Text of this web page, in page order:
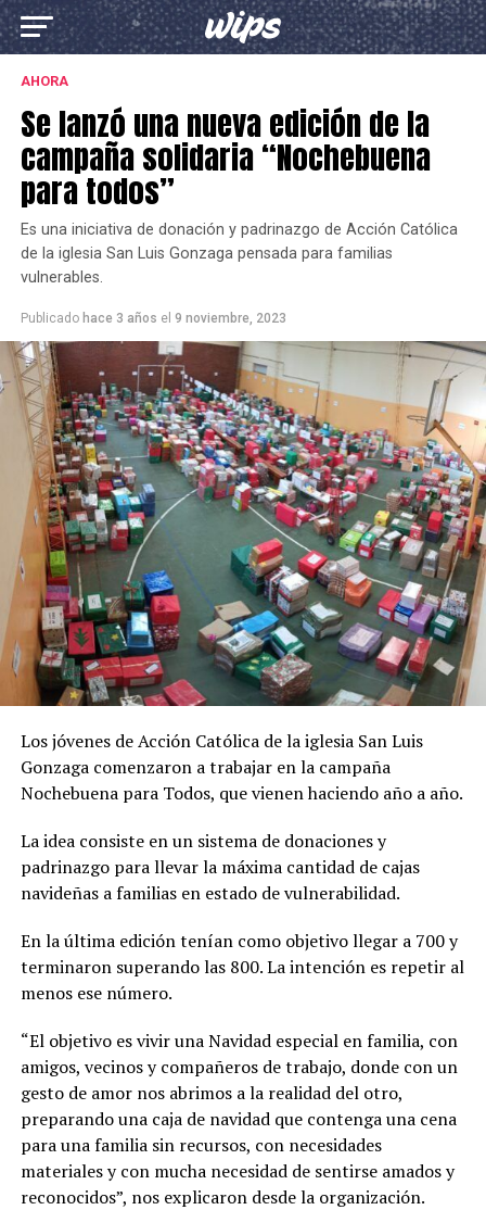
AHORA
Se lanzó una nueva edición de la
campaña solidaria “Nochebuena
para todos”
Es una iniciativa de donación y padrinazgo de Acción Católica
de la iglesia San Luis Gonzaga pensada para familias
vulnerables.
Publicado hace 3 años el 9 noviembre, 2023
Los jóvenes de Acción Católica de la iglesia San Luis
Gonzaga comenzaron a trabajar en la campaña
Nochebuena para Todos, que vienen haciendo año a año.
La idea consiste en un sistema de donaciones y
padrinazgo para llevar la máxima cantidad de cajas
navideñas a familias en estado de vulnerabilidad.
En la última edición tenían como objetivo llegar a 700 y
terminaron superando las 800. La intención es repetir al
menos ese número.
“El objetivo es vivir una Navidad especial en familia, con
amigos, vecinos y compañeros de trabajo, donde con un
gesto de amor nos abrimos a la realidad del otro,
preparando una caja de navidad que contenga una cena
para una familia sin recursos, con necesidades
materiales y con mucha necesidad de sentirse amados y
reconocidos”, nos explicaron desde la organización.